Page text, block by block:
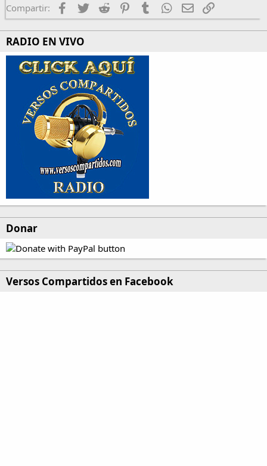
Compartir: Facebook
TwitterReddit PinterestTumblrWhatsApp
EmailEnlace
RADIO EN VIVO
Donar
Versos Compartidos en Facebook